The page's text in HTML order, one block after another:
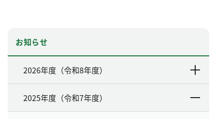
お知らせ
2026年度（令和8年度）
2025年度（令和7年度）